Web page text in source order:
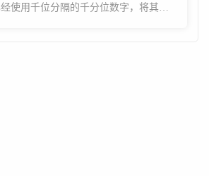
移除已经使用千位分隔的千分位数字，将其还原为不带符号分隔的正常数字。